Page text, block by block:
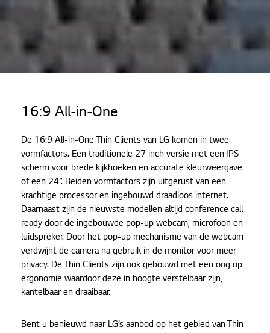
Producten
16:9 All-in-One
16:9 All-in-One
De 16:9 All-in-One Thin Clients van LG komen in twee
vormfactors. Een traditionele 27 inch versie met een IPS
scherm voor brede kijkhoeken en accurate kleurweergave
of een 24”. Beiden vormfactors zijn uitgerust van een
krachtige processor en ingebouwd draadloos internet.
Daarnaast zijn de nieuwste modellen altijd conference call-
ready door de ingebouwde pop-up webcam, microfoon en
luidspreker. Door het pop-up mechanisme van de webcam
verdwijnt de camera na gebruik in de monitor voor meer
privacy. De Thin Clients zijn ook gebouwd met een oog op
ergonomie waardoor deze in hoogte verstelbaar zijn,
kantelbaar en draaibaar.
Bent u benieuwd naar LG’s aanbod op het gebied van Thin